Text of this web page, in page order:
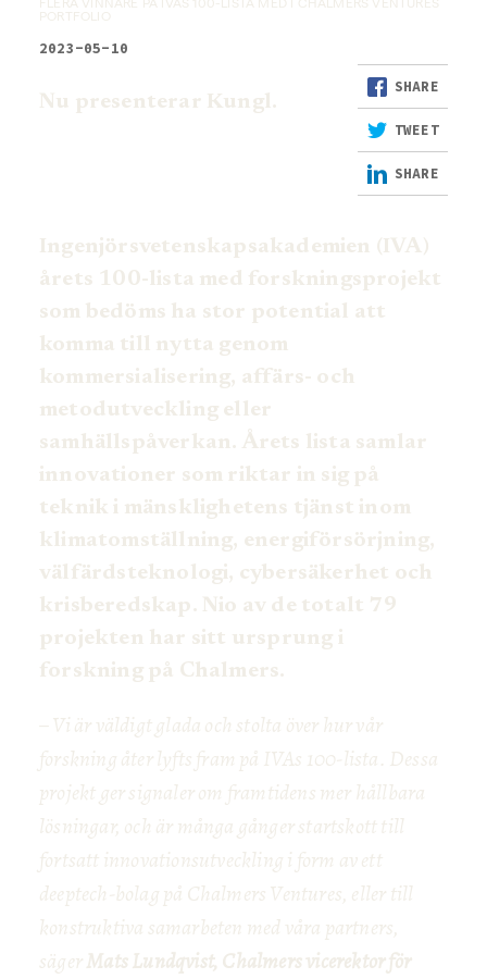
FLERA VINNARE PÅ IVAS 100-LISTA MED I CHALMERS VENTURES
PORTFOLIO
2023-05-10
SHARE
TWEET
SHARE
Nu presenterar Kungl.
Ingenjörsvetenskapsakademien (IVA)
årets 100-lista med forskningsprojekt
som bedöms ha stor potential att
komma till nytta genom
kommersialisering, affärs- och
metodutveckling eller
samhällspåverkan. Årets lista samlar
innovationer som riktar in sig på
teknik i mänsklighetens tjänst inom
klimatomställning, energiförsörjning,
välfärdsteknologi, cybersäkerhet och
krisberedskap. Nio av de totalt 79
projekten har sitt ursprung i
forskning på Chalmers.
– Vi är väldigt glada och stolta över hur vår
forskning åter lyfts fram på IVAs 100-lista. Dessa
projekt ger signaler om framtidens mer hållbara
lösningar, och är många gånger startskott till
fortsatt innovationsutveckling i form av ett
deeptech-bolag på Chalmers Ventures, eller till
konstruktiva samarbeten med våra partners,
sägerMats Lundqvist, Chalmers vicerektor för